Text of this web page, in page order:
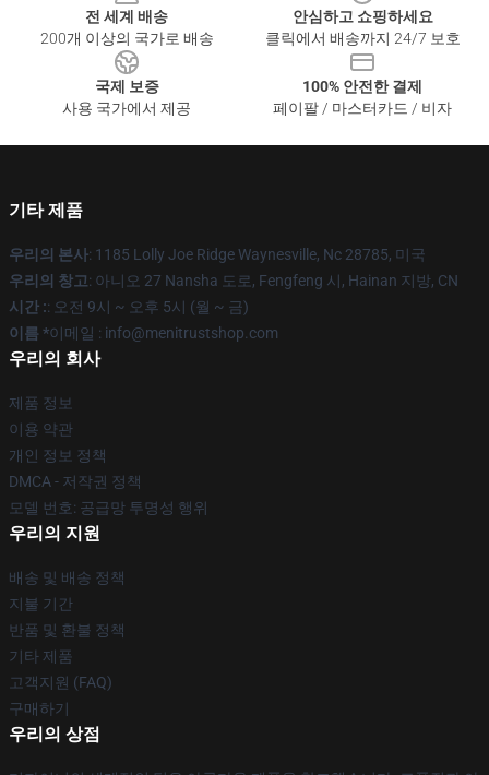
전 세계 배송
200개 이상의 국가로 배송
안심하고 쇼핑하세요
클릭에서 배송까지 24/7 보호
국제 보증
사용 국가에서 제공
100% 안전한 결제
페이팔 / 마스터카드 / 비자
기타 제품
우리의 본사: 1185 Lolly Joe Ridge Waynesville, Nc 28785, 미국
우리의 창고: 아니오 27 Nansha 도로, Fengfeng 시, Hainan 지방, CN
시간 :: 오전 9시 ~ 오후 5시 (월 ~ 금)
이름 *이메일 : info@menitrustshop.com
우리의 회사
제품 정보
이용 약관
개인 정보 정책
DMCA - 저작권 정책
모델 번호: 공급망 투명성 행위
우리의 지원
배송 및 배송 정책
지불 기간
반품 및 환불 정책
기타 제품
고객지원 (FAQ)
구매하기
우리의 상점